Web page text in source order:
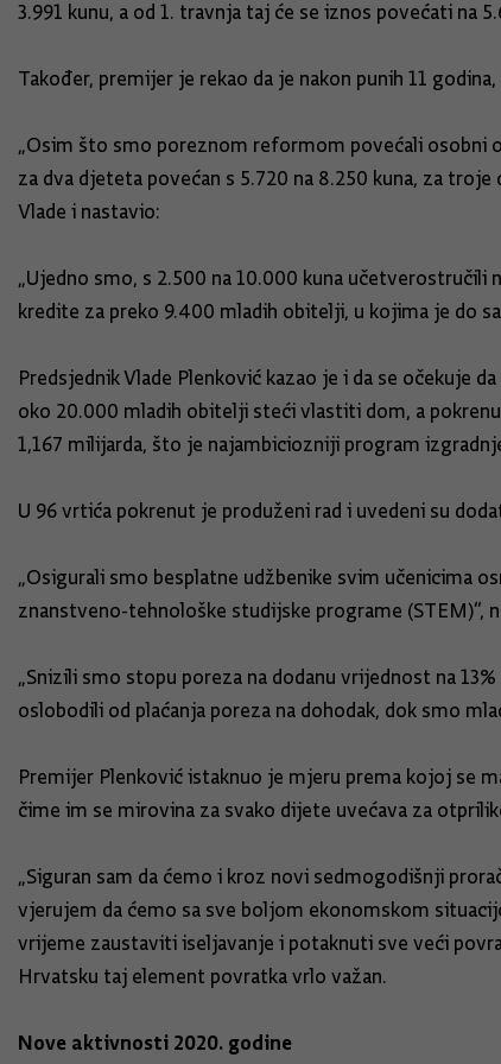
3.991 kunu, a od 1. travnja taj će se iznos povećati na
Također, premijer je rekao da je nakon punih 11
„Osim što smo poreznom reformom povećali osobni
za dva djeteta povećan s 5.720 na 8.250 kuna, za
Vlade i nastavio:
„Ujedno smo, s 2.500 na 10.000 kuna
kredite za preko 9.400 mladih obitelji, u kojima je do
Predsjednik Vlade Plenković kazao je i da se očekuje
oko 20.000 mladih obitelji steći vlastiti dom, a
1,167 milijarda, što je najambiciozniji program
U 96 vrtića pokrenut je produženi rad i uvedeni su
„Osigurali smo besplatne udžbenike svim učenicima
znanstveno-tehnološke studijske programe (STEM)“,
„Snizili smo stopu poreza na dodanu vrijednost na
oslobodili od plaćanja poreza na dohodak, dok smo
Premijer Plenković istaknuo je mjeru prema kojoj se
čime im se mirovina za svako dijete uvećava za
„Siguran sam da ćemo i kroz novi sedmogodišnji
vjerujem da ćemo sa sve boljom ekonomskom
vrijeme zaustaviti iseljavanje i potaknuti sve veći
Hrvatsku taj element povratka vrlo važan.
Nove aktivnosti 2020. godine